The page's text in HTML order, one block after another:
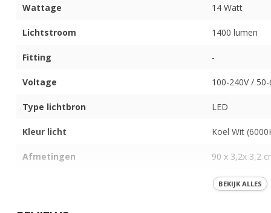
Wattage 14 Watt
Lichtstroom 1400 lumen
Fitting -
Voltage 100-240V /
Type lichtbron LED
Kleur licht Koel Wit
Afmetingen 90 x 3,2x 3,2
165°
BEKIJK ALLES